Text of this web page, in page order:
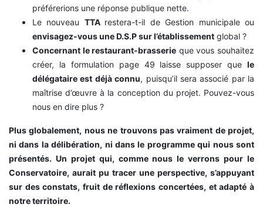
préférerions une réponse publique nette.
Le nouveau TTA restera-t-il de Gestion municipale ou
envisagez-vous une D.S.P sur l’établissement global ?
Concernant le restaurant-brasserie que vous souhaitez
créer, la formulation page 49 laisse supposer que le
délégataire est déjà connu, puisqu’il sera associé par la
maîtrise d’œuvre à la conception du projet. Pouvez-vous
nous en dire plus ?
Plus globalement, nous ne trouvons pas vraiment de projet,
ni dans la délibération, ni dans le programme qui nous sont
présentés. Un projet qui, comme nous le verrons pour le
Conservatoire, aurait pu tracer une perspective, s’appuyant
sur des constats, fruit de réflexions concertées, et adapté à
notre territoire.